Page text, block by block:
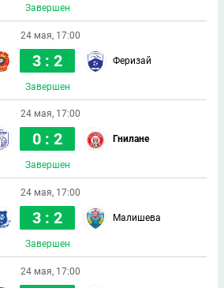
Завершен
24 мая, 17:00
3 : 2 Феризай
Завершен
24 мая, 17:00
0 : 2 Гнилане
Завершен
24 мая, 17:00
3 : 2 Малишева
Завершен
24 мая, 17:00